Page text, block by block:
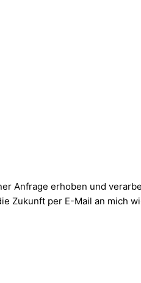
Anfrage erhoben und
Zukunft per E-Mail an mich